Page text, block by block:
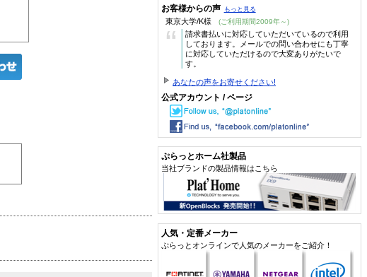
お客様からの声 もっと見る
東京大学/K様 (ご利用期間2009年～)
“
請求書払いに対応していただいているので利用
しております。メールでの問い合わせにも丁寧
に対応していただけるので大変ありがたいで
す。
あなたの声をお寄せください!
公式アカウント / ページ
ぷらっとホーム社製品
当社ブランドの製品情報はこちら
人気・定番メーカー
ぷらっとオンラインで人気のメーカーをご紹介！